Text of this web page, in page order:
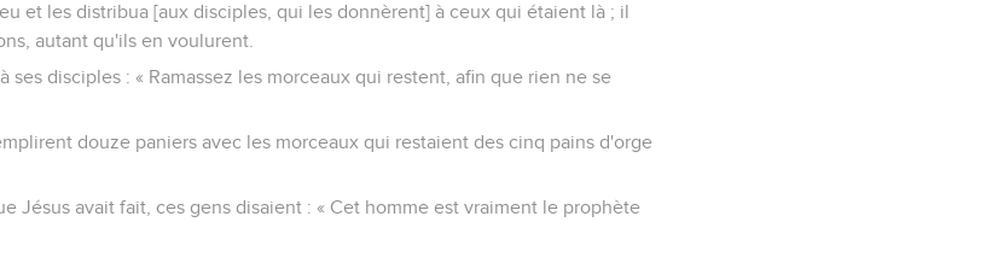
et les distribua [aux disciples, qui les donnèrent] à ceux qui étaient là ; il
autant qu'ils en voulurent.
ses disciples : « Ramassez les morceaux qui restent, afin que rien ne se
douze paniers avec les morceaux qui restaient des cinq pains d'orge
Jésus avait fait, ces gens disaient : « Cet homme est vraiment le prophète